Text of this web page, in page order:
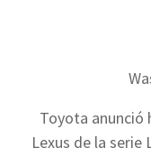
Toyota anunció
Lexus de la serie